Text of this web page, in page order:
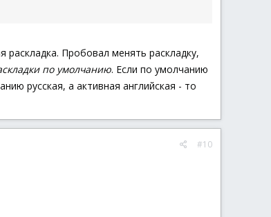
раскладка. Пробовал менять раскладку,
по умолчанию. Если по умолчанию
русская, а активная английская - то
#10